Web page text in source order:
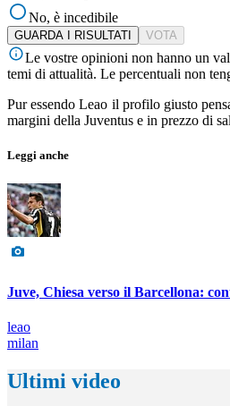
No, è incedibile
GUARDA I RISULTATI VOTA
Le vostre opinioni non hanno un
temi di attualità. Le percentuali non
Pur essendo Leao il profilo giusto
margini della Juventus e in prezzo di
Leggi anche
Juve, Chiesa verso il Barcellona:
leao
milan
Ultimi video